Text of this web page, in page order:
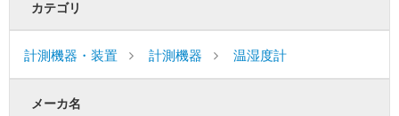
カテゴリ
計測機器・装置 計測機器 温湿度計
メーカ名